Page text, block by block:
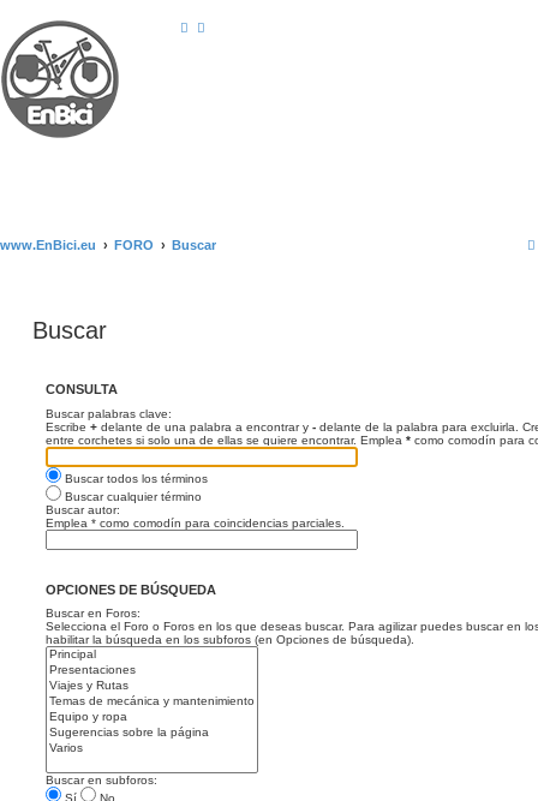
www.EnBici.eu FORO Buscar
Buscar
CONSULTA
Buscar palabras clave:
Escribe + delante de una palabra a encontrar y - delante de la palabra para excluirla.
entre corchetes si solo una de ellas se quiere encontrar. Emplea * como comodín para
Buscar todos los términos
Buscar cualquier término
Buscar autor:
Emplea * como comodín para coincidencias parciales.
OPCIONES DE BÚSQUEDA
Buscar en Foros:
Selecciona el Foro o Foros en los que deseas buscar. Para agilizar puedes buscar en
habilitar la búsqueda en los subforos (en Opciones de búsqueda).
Buscar en subforos:
Sí
No